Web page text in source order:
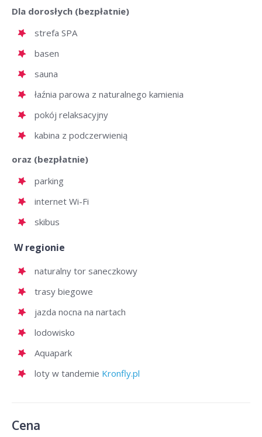
Dla dorosłych (bezpłatnie)
strefa SPA
basen
sauna
łaźnia parowa z naturalnego kamienia
pokój relaksacyjny
kabina z podczerwienią
oraz (bezpłatnie)
parking
internet Wi-Fi
skibus
W regionie
naturalny tor saneczkowy
trasy biegowe
jazda nocna na nartach
lodowisko
Aquapark
loty w tandemie Kronfly.pl
Cena